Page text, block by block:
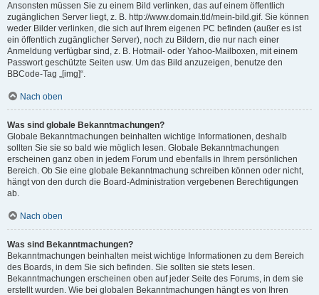
Ansonsten müssen Sie zu einem Bild verlinken, das auf einem öffentlich
zugänglichen Server liegt, z. B. http://www.domain.tld/mein-bild.gif. Sie können
weder Bilder verlinken, die sich auf Ihrem eigenen PC befinden (außer es ist
ein öffentlich zugänglicher Server), noch zu Bildern, die nur nach einer
Anmeldung verfügbar sind, z. B. Hotmail- oder Yahoo-Mailboxen, mit einem
Passwort geschützte Seiten usw. Um das Bild anzuzeigen, benutze den
BBCode-Tag „[img]“.
Nach oben
Was sind globale Bekanntmachungen?
Globale Bekanntmachungen beinhalten wichtige Informationen, deshalb
sollten Sie sie so bald wie möglich lesen. Globale Bekanntmachungen
erscheinen ganz oben in jedem Forum und ebenfalls in Ihrem persönlichen
Bereich. Ob Sie eine globale Bekanntmachung schreiben können oder nicht,
hängt von den durch die Board-Administration vergebenen Berechtigungen
ab.
Nach oben
Was sind Bekanntmachungen?
Bekanntmachungen beinhalten meist wichtige Informationen zu dem Bereich
des Boards, in dem Sie sich befinden. Sie sollten sie stets lesen.
Bekanntmachungen erscheinen oben auf jeder Seite des Forums, in dem sie
erstellt wurden. Wie bei globalen Bekanntmachungen hängt es von Ihren